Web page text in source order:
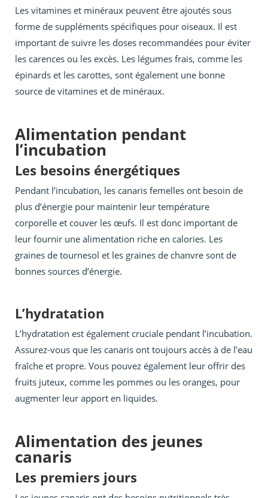
Les vitamines et minéraux peuvent être ajoutés sous
forme de suppléments spécifiques pour oiseaux. Il est
important de suivre les doses recommandées pour éviter
les carences ou les excès. Les légumes frais, comme les
épinards et les carottes, sont également une bonne
source de vitamines et de minéraux.
Alimentation pendant
l’incubation
Les besoins énergétiques
Pendant l’incubation, les canaris femelles ont besoin de
plus d’énergie pour maintenir leur température
corporelle et couver les œufs. Il est donc important de
leur fournir une alimentation riche en calories. Les
graines de tournesol et les graines de chanvre sont de
bonnes sources d’énergie.
L’hydratation
L’hydratation est également cruciale pendant l’incubation.
Assurez-vous que les canaris ont toujours accès à de l’eau
fraîche et propre. Vous pouvez également leur offrir des
fruits juteux, comme les pommes ou les oranges, pour
augmenter leur apport en liquides.
Alimentation des jeunes
canaris
Les premiers jours